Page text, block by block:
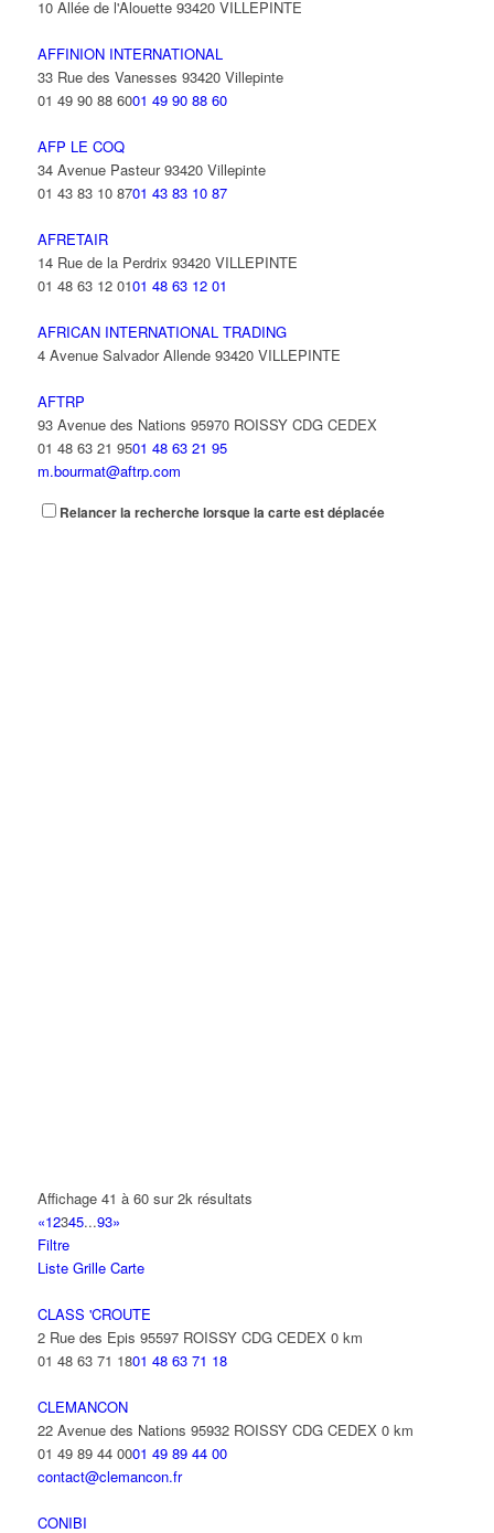
10 Allée de l'Alouette 93420 VILLEPINTE
AFFINION INTERNATIONAL
33 Rue des Vanesses 93420 Villepinte
01 49 90 88 6001 49 90 88 60
AFP LE COQ
34 Avenue Pasteur 93420 Villepinte
01 43 83 10 8701 43 83 10 87
AFRETAIR
14 Rue de la Perdrix 93420 VILLEPINTE
01 48 63 12 0101 48 63 12 01
AFRICAN INTERNATIONAL TRADING
4 Avenue Salvador Allende 93420 VILLEPINTE
AFTRP
93 Avenue des Nations 95970 ROISSY CDG CEDEX
01 48 63 21 9501 48 63 21 95
m.bourmat@aftrp.com
AFU
2 Rue Nicephore Niepce 93420 Villepinte
AGILITY
9 Rue des Trois Soeurs 93420 Villepinte
AGORA 2I
4 Avenue Auguste Blanqui 93420 VILLEPINTE
AHANSAL MALIKA
16 Avenue Sully 93420 VILLEPINTE
Relancer la recherche lorsque la carte est déplacée
Affichage 41 à 60 sur 2k résultats
«12345...93»
Filtre
Liste Grille Carte
CLASS 'CROUTE
2 Rue des Epis 95597 ROISSY CDG CEDEX 0 km
01 48 63 71 1801 48 63 71 18
CLEMANCON
22 Avenue des Nations 95932 ROISSY CDG CEDEX 0 km
01 49 89 44 0001 49 89 44 00
contact@clemancon.fr
CONIBI